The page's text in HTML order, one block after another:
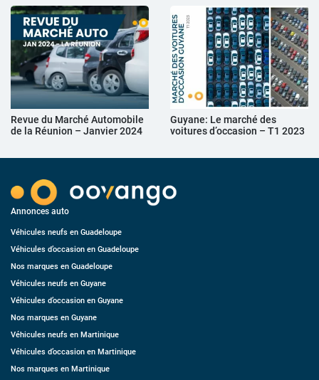
Revue du Marché Automobile
de la Réunion – Janvier 2024
Guyane: Le marché des
voitures d’occasion – T1 2023
Annonces auto
Véhicules neufs en Guadeloupe
Véhicules d’occasion en Guadeloupe
Nos marques en Guadeloupe
Véhicules neufs en Guyane
Véhicules d’occasion en Guyane
Nos marques en Guyane
Véhicules neufs en Martinique
Véhicules d’occasion en Martinique
Nos marques en Martinique